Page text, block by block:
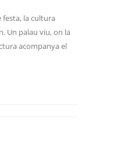
festa, la cultura
Un palau viu, on la
acompanya el